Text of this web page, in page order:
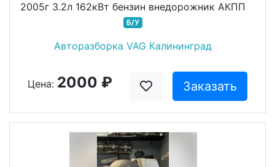
2005г 3.2л 162кВт бензин внедорожник АКПП
Б/У
Авторазборка VAG Калининград
Цена: 2000 ₽ Заказать